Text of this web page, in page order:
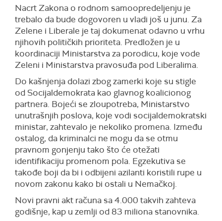
Nacrt Zakona o rodnom samoopredeljenju je
trebalo da bude dogovoren u vladi još u junu. Za
Zelene i Liberale je taj dokumenat odavno u vrhu
njihovih političkih prioriteta. Predložen je u
koordinaciji Ministarstva za porodicu, koje vode
Zeleni i Ministarstva pravosuđa pod Liberalima.
Do kašnjenja dolazi zbog zamerki koje su stigle
od Socijaldemokrata kao glavnog koalicionog
partnera. Bojeći se zloupotreba, Ministarstvo
unutrašnjih poslova, koje vodi socijaldemokratski
ministar, zahtevalo je nekoliko promena. Između
ostalog, da kriminalci ne mogu da se otmu
pravnom gonjenju tako što će otežati
identifikaciju promenom pola. Egzekutiva se
takođe boji da bi i odbijeni azilanti koristili rupe u
novom zakonu kako bi ostali u Nemačkoj.
Novi pravni akt računa sa 4.000 takvih zahteva
godišnje, kap u zemlji od 83 miliona stanovnika.